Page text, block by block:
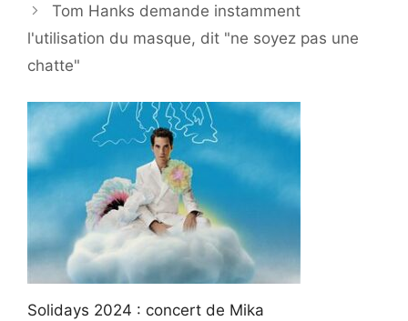
Tom Hanks demande instamment
l'utilisation du masque, dit "ne soyez pas une
chatte"
Solidays 2024 : concert de Mika